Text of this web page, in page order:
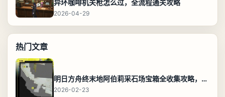
异环咖啡机关枪怎么过，全流程通关攻略
2026-04-29
热门文章
明日方舟终末地阿伯莉采石场宝箱全收集攻略，全点位分布图与路线
2026-02-23